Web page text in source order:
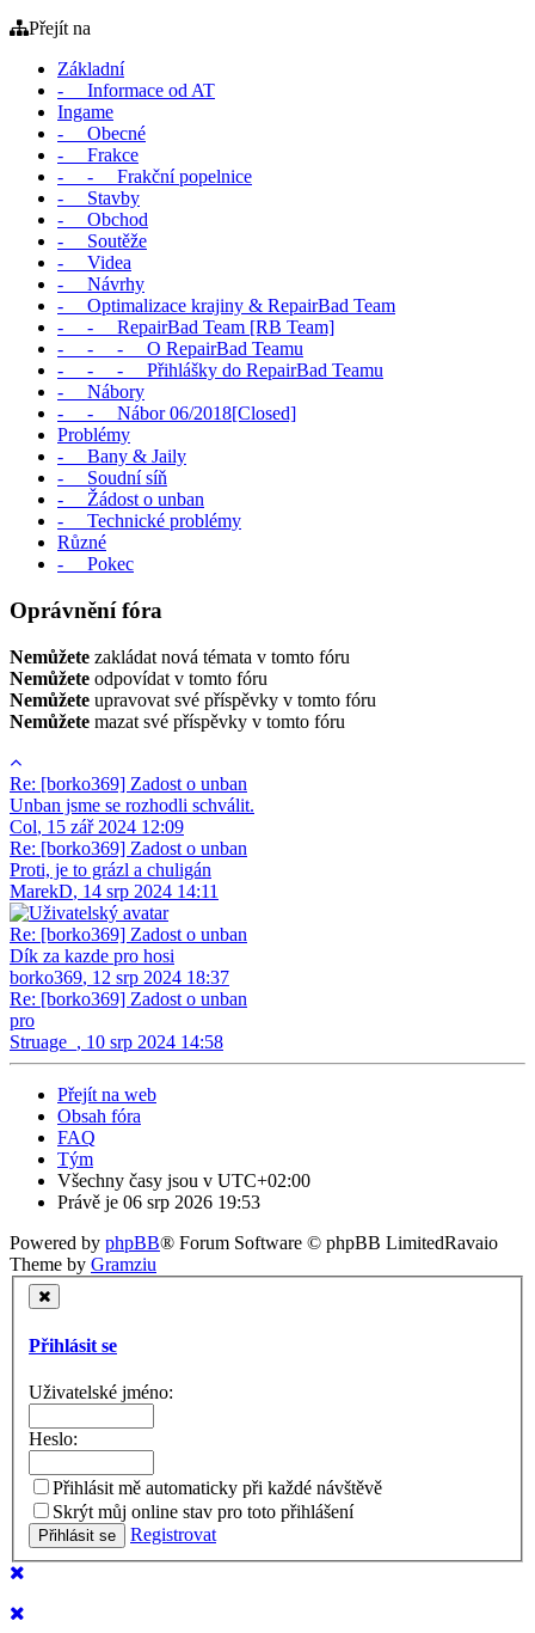
Přejít na
Základní
- Informace od AT
Ingame
- Obecné
- Frakce
- - Frakční popelnice
- Stavby
- Obchod
- Soutěže
- Videa
- Návrhy
- Optimalizace krajiny & RepairBad Team
- - RepairBad Team [RB Team]
- - - O RepairBad Teamu
- - - Přihlášky do RepairBad Teamu
- Nábory
- - Nábor 06/2018[Closed]
Problémy
- Bany & Jaily
- Soudní síň
- Žádost o unban
- Technické problémy
Různé
- Pokec
Oprávnění fóra
Nemůžete zakládat nová témata v tomto fóru
Nemůžete odpovídat v tomto fóru
Nemůžete upravovat své příspěvky v tomto fóru
Nemůžete mazat své příspěvky v tomto fóru
Re: [borko369] Zadost o unban
Unban jsme se rozhodli schválit.
Col, 15 zář 2024 12:09
Re: [borko369] Zadost o unban
Proti, je to grázl a chuligán
MarekD, 14 srp 2024 14:11
Re: [borko369] Zadost o unban
Dík za kazde pro hosi
borko369, 12 srp 2024 18:37
Re: [borko369] Zadost o unban
pro
Struage_ , 10 srp 2024 14:58
Přejít na web
Obsah fóra
FAQ
Tým
Všechny časy jsou v UTC+02:00
Právě je 06 srp 2026 19:53
Powered by phpBB® Forum Software © phpBB LimitedRavaio
Theme by Gramziu
Přihlásit se
Uživatelské jméno:
Heslo:
Přihlásit mě automaticky při každé návštěvě
Skrýt můj online stav pro toto přihlášení
Registrovat